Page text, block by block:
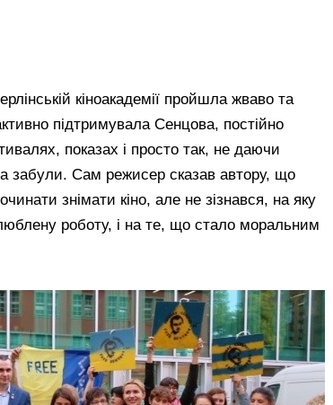
кіноакадемії пройшла жваво та
підтримувала Сенцова, постійно
показах і просто так, не даючи
забули. Сам режисер сказав автору, що
знімати кіно, але не зізнався, на яку
роботу, і на те, що стало моральним